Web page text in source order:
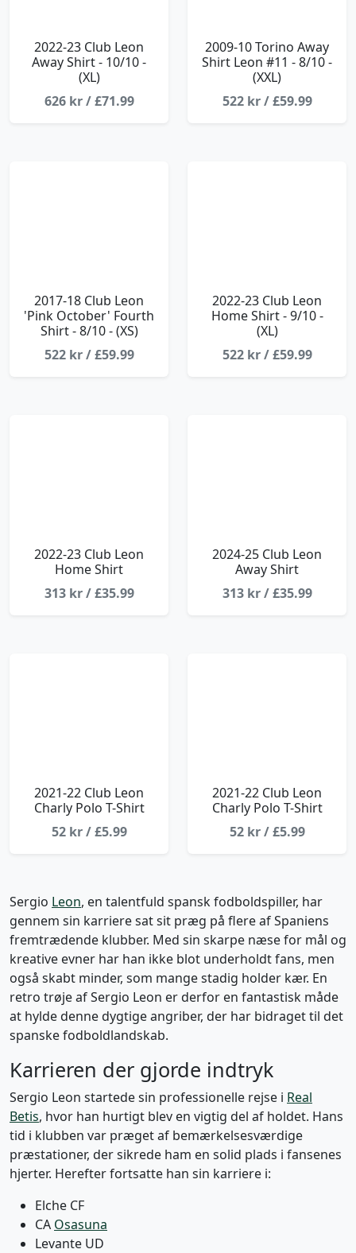
2022-23 Club Leon
Away Shirt - 10/10 -
(XL)
626 kr / £71.99
2009-10 Torino Away
Shirt Leon #11 - 8/10 -
(XXL)
522 kr / £59.99
2017-18 Club Leon
'Pink October' Fourth
Shirt - 8/10 - (XS)
522 kr / £59.99
2022-23 Club Leon
Home Shirt - 9/10 -
(XL)
522 kr / £59.99
2022-23 Club Leon
Home Shirt
313 kr / £35.99
2024-25 Club Leon
Away Shirt
313 kr / £35.99
2021-22 Club Leon
Charly Polo T-Shirt
52 kr / £5.99
2021-22 Club Leon
Charly Polo T-Shirt
52 kr / £5.99
Sergio Leon, en talentfuld spansk fodboldspiller, har
gennem sin karriere sat sit præg på flere af Spaniens
fremtrædende klubber. Med sin skarpe næse for mål og
kreative evner har han ikke blot underholdt fans, men
også skabt minder, som mange stadig holder kær. En
retro trøje af Sergio Leon er derfor en fantastisk måde
at hylde denne dygtige angriber, der har bidraget til det
spanske fodboldlandskab.
Karrieren der gjorde indtryk
Sergio Leon startede sin professionelle rejse i Real
Betis, hvor han hurtigt blev en vigtig del af holdet. Hans
tid i klubben var præget af bemærkelsesværdige
præstationer, der sikrede ham en solid plads i fansenes
hjerter. Herefter fortsatte han sin karriere i:
Elche CF
CA Osasuna
Levante UD